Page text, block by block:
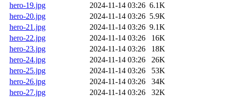
hero-19.jpg
2024-11-14 03:26 6.1K
hero-20.jpg
2024-11-14 03:26 5.9K
hero-21.jpg
2024-11-14 03:26 9.1K
hero-22.jpg
2024-11-14 03:26
16K
hero-23.jpg
2024-11-14 03:26
18K
hero-24.jpg
2024-11-14 03:26
26K
hero-25.jpg
2024-11-14 03:26
53K
hero-26.jpg
2024-11-14 03:26
34K
hero-27.jpg
2024-11-14 03:26
32K